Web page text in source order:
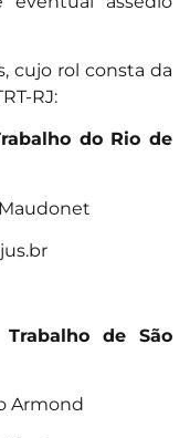
cujorol consta da
RJ:
do Rio de
de São
Armond